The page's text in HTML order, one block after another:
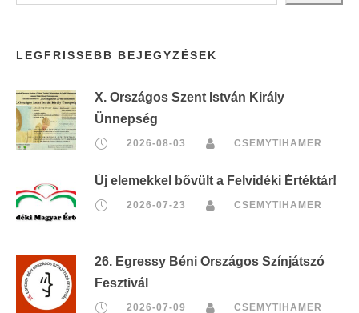
LEGFRISSEBB BEJEGYZÉSEK
X. Országos Szent István Király
Ünnepség
2026-08-03 CSEMYTIHAMER
Új elemekkel bővült a Felvidéki Értéktár!
2026-07-23 CSEMYTIHAMER
26. Egressy Béni Országos Színjátszó
Fesztivál
2026-07-09 CSEMYTIHAMER